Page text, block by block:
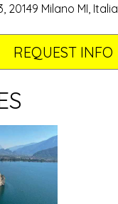
20149 Milano MI, Italia
REQUEST INFO